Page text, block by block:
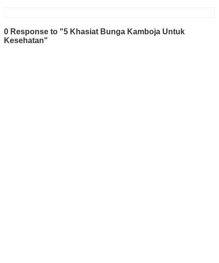
0 Response to "5 Khasiat Bunga Kamboja Untuk
Kesehatan"